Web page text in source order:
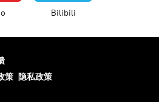
Bilibili
策 隐私政策